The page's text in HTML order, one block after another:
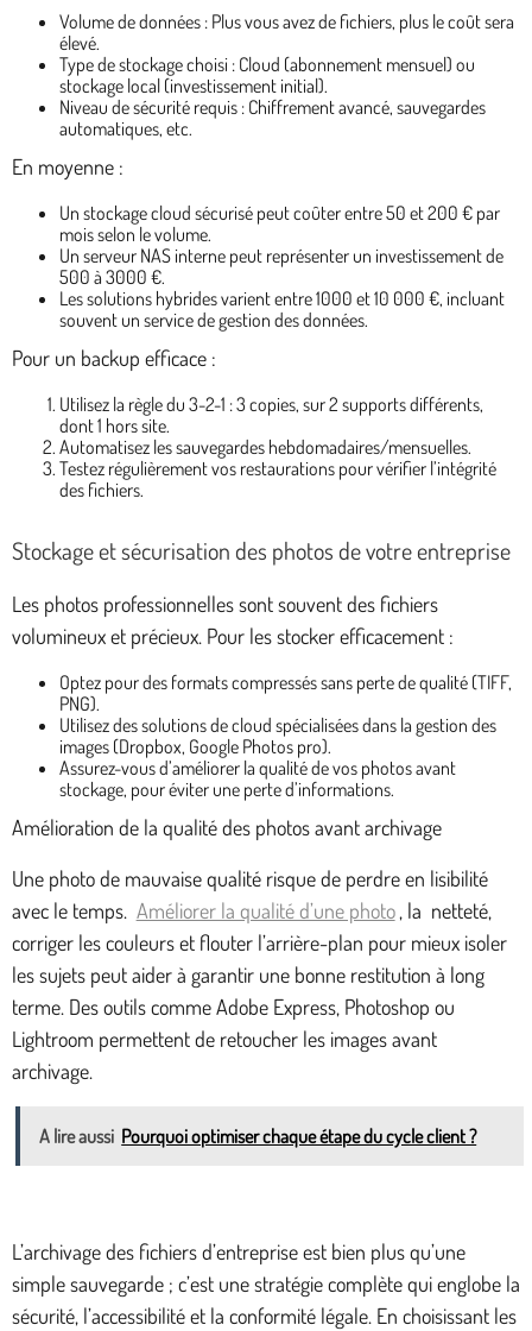
Volume de données : Plus vous avez de fichiers, plus le coût sera
élevé.
Type de stockage choisi : Cloud (abonnement mensuel) ou
stockage local (investissement initial).
Niveau de sécurité requis : Chiffrement avancé, sauvegardes
automatiques, etc.
En moyenne :
Un stockage cloud sécurisé peut coûter entre 50 et 200 € par
mois selon le volume.
Un serveur NAS interne peut représenter un investissement de
500 à 3000 €.
Les solutions hybrides varient entre 1000 et 10 000 €, incluant
souvent un service de gestion des données.
Pour un backup efficace :
Utilisez la règle du 3-2-1 : 3 copies, sur 2 supports différents,
dont 1 hors site.
Automatisez les sauvegardes hebdomadaires/mensuelles.
Testez régulièrement vos restaurations pour vérifier l’intégrité
des fichiers.
Stockage et sécurisation des photos de votre entreprise
Les photos professionnelles sont souvent des fichiers
volumineux et précieux. Pour les stocker efficacement :
Optez pour des formats compressés sans perte de qualité (TIFF,
PNG).
Utilisez des solutions de cloud spécialisées dans la gestion des
images (Dropbox, Google Photos pro).
Assurez-vous d’améliorer la qualité de vos photos avant
stockage, pour éviter une perte d’informations.
Amélioration de la qualité des photos avant archivage
Une photo de mauvaise qualité risque de perdre en lisibilité
avec le temps. Améliorer la qualité d’une photo , la netteté,
corriger les couleurs et flouter l’arrière-plan pour mieux isoler
les sujets peut aider à garantir une bonne restitution à long
terme. Des outils comme Adobe Express, Photoshop ou
Lightroom permettent de retoucher les images avant
archivage.
A lire aussi Pourquoi optimiser chaque étape du cycle client ?
L’archivage des fichiers d’entreprise est bien plus qu’une
simple sauvegarde ; c’est une stratégie complète qui englobe la
sécurité, l’accessibilité et la conformité légale. En choisissant les